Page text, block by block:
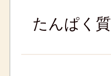
たんぱく質